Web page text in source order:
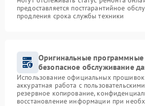
предоставляется постгарантийное
продления срока службы техники
Оригинальные
безопасное обслуживание
Использование официальных
аккуратная работа с
резервное копирование,
восстановление информации при